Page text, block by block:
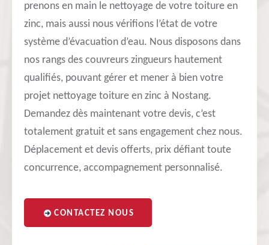
prenons en main le nettoyage de votre toiture en
zinc, mais aussi nous vérifions l’état de votre
système d’évacuation d’eau. Nous disposons dans
nos rangs des couvreurs zingueurs hautement
qualifiés, pouvant gérer et mener à bien votre
projet nettoyage toiture en zinc à Nostang.
Demandez dès maintenant votre devis, c’est
totalement gratuit et sans engagement chez nous.
Déplacement et devis offerts, prix défiant toute
concurrence, accompagnement personnalisé.
CONTACTEZ NOUS